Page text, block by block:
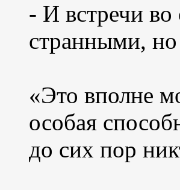
- И встречи
странными,
«Это вполне
особая
до сих пор